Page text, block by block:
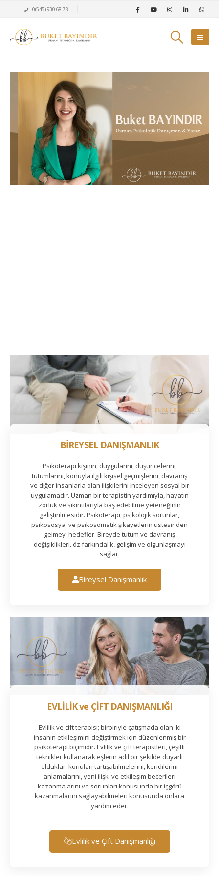
0(545) 930 68 78
BİREYSEL DANIŞMANLIK
Psikoterapi kişinin, duygularını, düşüncelerini,
tutumlarını, konuyla ilgili kişisel geçmişlerini, davranış
ve diğer insanlarla olan ilişkilerini inceleyen sosyal bir
uygulamadır. Uzman bir terapistin yardımıyla, hayatın
zorluk ve sıkıntılarıyla baş edebilme yeteneğinin
geliştirilmesidir. Psikoterapi, psikolojik sorunlar,
psikososyal ve psikosomatik şikayetlerin üstesinden
gelmeyi hedefler. Bireyde tutum ve davranış
değişiklikleri, öz farkındalık, gelişim ve olgunlaşmayı
sağlar.
Bireysel Danışmanlık
EVLİLİK ve ÇİFT DANIŞMANLIĞI
Evlilik ve çift terapisi; birbiriyle çatışmada olan iki
insanın etkileşimini değiştirmek için düzenlenmiş bir
psikoterapi biçimidir. Evlilik ve çift terapistleri, çeşitli
teknikler kullanarak eşlerin adil bir şekilde duyarlı
oldukları konuları tartışabilmelerini, kendilerini
anlamalarını, yeni ilişki ve etkileşim becerileri
kazanmalarını ve sorunları konusunda bir içgörü
kazanmalarını sağlayabilmeleri konusunda onlara
yardım eder.
Evlilik ve Çift Danışmanlığı